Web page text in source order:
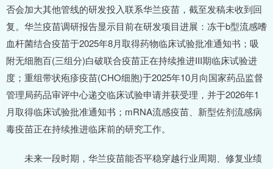
否会加大其他管线的研发投入联系华兰疫苗，截至发稿未收到回
复。华兰疫苗调研报告显示目前在研发项目进展：冻干b型流感嗜
血杆菌结合疫苗于2025年8月取得药物临床试验批准通知书；吸
附无细胞百(三组分)白破联合疫苗正在持续推进III期临床试验进
度；重组带状疱疹疫苗(CHO细胞)于2025年10月向国家药品监督
管理局药品审评中心递交临床试验申请并获受理，并于2026年1
月取得临床试验批准通知书；mRNA流感疫苗、新型佐剂流感病
毒疫苗正在持续推进临床前的研究工作。
未来一段时期，华兰疫苗能否平稳穿越行业周期、修复业绩